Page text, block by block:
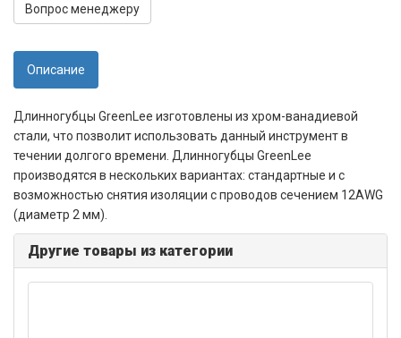
Вопрос менеджеру
Описание
Длинногубцы GreenLee изготовлены из хром-ванадиевой
стали, что позволит использовать данный инструмент в
течении долгого времени. Длинногубцы GreenLee
производятся в нескольких вариантах: стандартные и с
возможностью снятия изоляции с проводов сечением 12AWG
(диаметр 2 мм).
Другие товары из категории